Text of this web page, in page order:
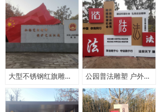
大型不锈钢红旗雕塑 景观户外定制 公园广场雕塑摆件 304不锈钢厂家 公园普法雕塑 户外景观小品 不锈钢雕塑定制 厂家直销